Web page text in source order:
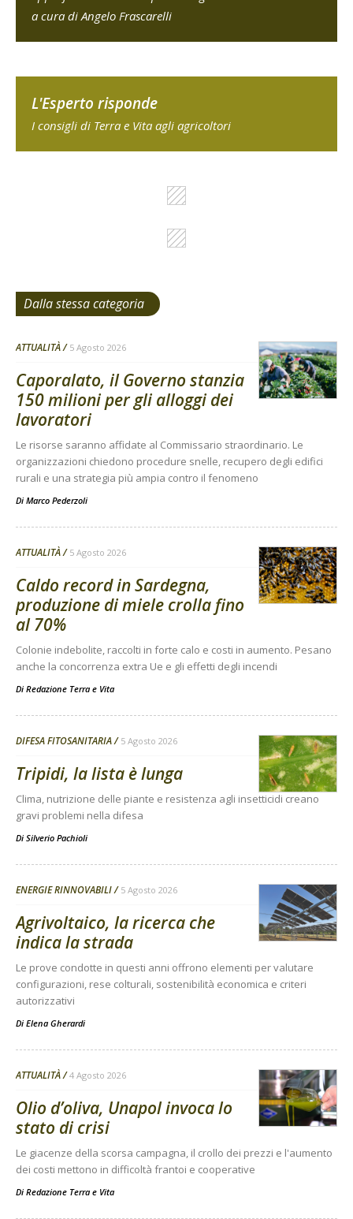
a cura di Angelo Frascarelli
L'Esperto risponde
I consigli di Terra e Vita agli agricoltori
Dalla stessa categoria
ATTUALITÀ 5 Agosto 2026
Caporalato, il Governo stanzia
150 milioni per gli alloggi dei
lavoratori
Le risorse saranno affidate al Commissario straordinario. Le
organizzazioni chiedono procedure snelle, recupero degli edifici
rurali e una strategia più ampia contro il fenomeno
Di Marco Pederzoli
ATTUALITÀ 5 Agosto 2026
Caldo record in Sardegna,
produzione di miele crolla fino
al 70%
Colonie indebolite, raccolti in forte calo e costi in aumento. Pesano
anche la concorrenza extra Ue e gli effetti degli incendi
Di Redazione Terra e Vita
DIFESA FITOSANITARIA 5 Agosto 2026
Tripidi, la lista è lunga
Clima, nutrizione delle piante e resistenza agli insetticidi creano
gravi problemi nella difesa
Di Silverio Pachioli
ENERGIE RINNOVABILI 5 Agosto 2026
Agrivoltaico, la ricerca che
indica la strada
Le prove condotte in questi anni offrono elementi per valutare
configurazioni, rese colturali, sostenibilità economica e criteri
autorizzativi
Di Elena Gherardi
ATTUALITÀ 4 Agosto 2026
Olio d’oliva, Unapol invoca lo
stato di crisi
Le giacenze della scorsa campagna, il crollo dei prezzi e l'aumento
dei costi mettono in difficoltà frantoi e cooperative
Di Redazione Terra e Vita